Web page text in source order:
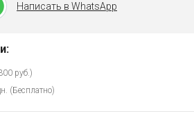
Написать в WhatsApp
руб.)
(Бесплатно)